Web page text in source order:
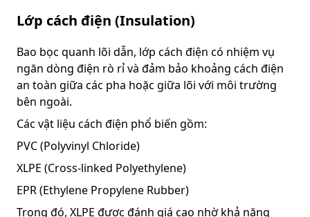
Lớp cách điện (Insulation)
Bao bọc quanh lõi dẫn, lớp cách điện có nhiệm vụ
ngăn dòng điện rò rỉ và đảm bảo khoảng cách điện
an toàn giữa các pha hoặc giữa lõi với môi trường
bên ngoài.
Các vật liệu cách điện phổ biến gồm:
PVC (Polyvinyl Chloride)
XLPE (Cross-linked Polyethylene)
EPR (Ethylene Propylene Rubber)
Trong đó, XLPE được đánh giá cao nhờ khả năng